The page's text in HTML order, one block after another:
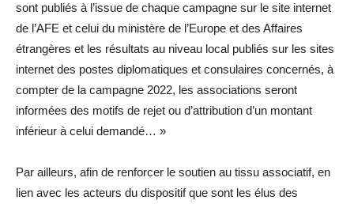
sont publiés à l’issue de chaque campagne sur le site internet
de l’AFE et celui du ministère de l’Europe et des Affaires
étrangères et les résultats au niveau local publiés sur les sites
internet des postes diplomatiques et consulaires concernés, à
compter de la campagne 2022, les associations seront
informées des motifs de rejet ou d’attribution d’un montant
inférieur à celui demandé… »
Par ailleurs, afin de renforcer le soutien au tissu associatif, en
lien avec les acteurs du dispositif que sont les élus des